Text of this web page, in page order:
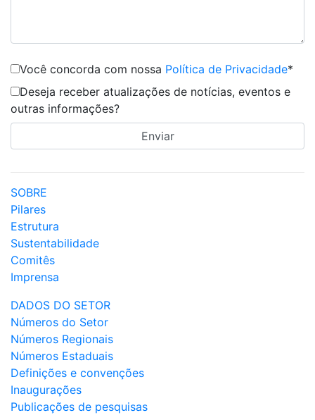
Você concorda com nossa Política de Privacidade*
Deseja receber atualizações de notícias, eventos e
outras informações?
SOBRE
Pilares
Estrutura
Sustentabilidade
Comitês
Imprensa
DADOS DO SETOR
Números do Setor
Números Regionais
Números Estaduais
Definições e convenções
Inaugurações
Publicações de pesquisas